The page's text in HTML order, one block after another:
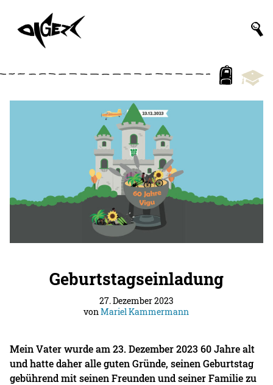
Geburtstagseinladung
27. Dezember 2023
vonMariel Kammermann
Mein Vater wurde am 23. Dezember 2023 60 Jahre alt
und hatte daher alle guten Gründe, seinen Geburtstag
gebührend mit seinen Freunden und seiner Familie zu